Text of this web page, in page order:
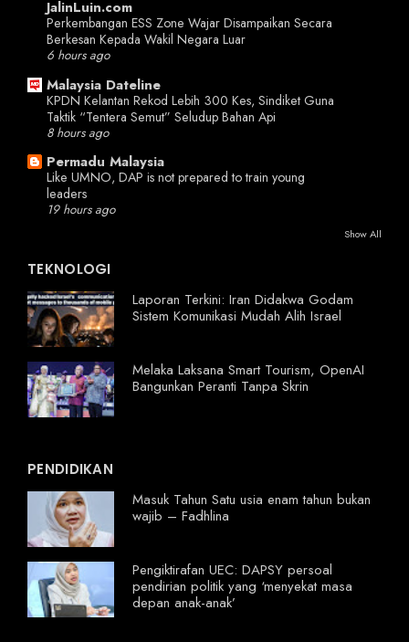
JalinLuin.com
Perkembangan ESS Zone Wajar Disampaikan Secara
Berkesan Kepada Wakil Negara Luar
6 hours ago
Malaysia Dateline
KPDN Kelantan Rekod Lebih 300 Kes, Sindiket Guna
Taktik “Tentera Semut” Seludup Bahan Api
8 hours ago
Permadu Malaysia
Like UMNO, DAP is not prepared to train young
leaders
19 hours ago
Show All
TEKNOLOGI
Laporan Terkini: Iran Didakwa Godam
Sistem Komunikasi Mudah Alih Israel
Melaka Laksana Smart Tourism, OpenAI
Bangunkan Peranti Tanpa Skrin
PENDIDIKAN
Masuk Tahun Satu usia enam tahun bukan
wajib – Fadhlina
Pengiktirafan UEC: DAPSY persoal
pendirian politik yang ‘menyekat masa
depan anak-anak’